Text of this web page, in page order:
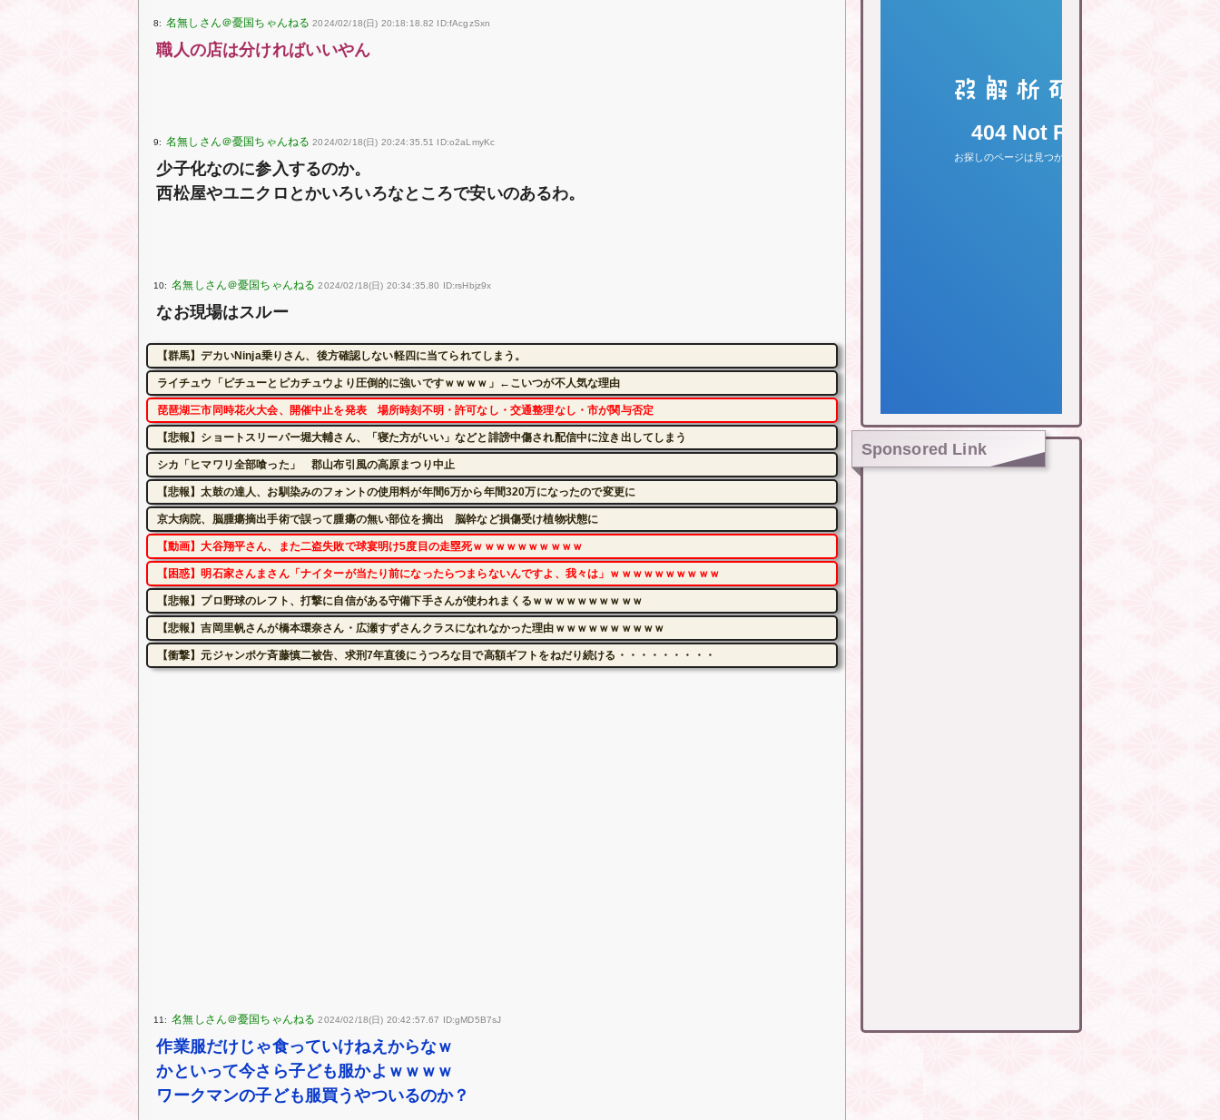
8: 2024/02/18(日) 20:18:18.82 ID:fAcgzSxn
職人の店は分ければいいやん
9: 2024/02/18(日) 20:24:35.51 ID:o2aLmyKc
少子化なのに参入するのか。
西松屋やユニクロとかいろいろなところで安いのあるわ。
10: 2024/02/18(日) 20:34:35.80 ID:rsHbjz9x
なお現場はスルー
【群馬】デカいNinja乗りさん、後方確認しない軽四に当てられてしまう。
ライチュウ「ピチューとピカチュウより圧倒的に強いですｗｗｗｗ」←こいつが不人気な理由
琵琶湖三市同時花火大会、開催中止を発表 場所時刻不明・許可なし・交通整理なし・市が関与否定
【悲報】ショートスリーパー堀大輔さん、「寝た方がいい」などと誹謗中傷され配信中に泣き出してしまう
シカ「ヒマワリ全部喰った」 郡山布引風の高原まつり中止
【悲報】太鼓の達人、お馴染みのフォントの使用料が年間6万から年間320万になったので変更に
京大病院、脳腫瘍摘出手術で誤って腫瘍の無い部位を摘出 脳幹など損傷受け植物状態に
【動画】大谷翔平さん、また二盗失敗で球宴明け5度目の走塁死ｗｗｗｗｗｗｗｗｗｗ
【困惑】明石家さんまさん「ナイターが当たり前になったらつまらないんですよ、我々は」ｗｗｗｗｗｗｗｗｗｗ
【悲報】プロ野球のレフト、打撃に自信がある守備下手さんが使われまくるｗｗｗｗｗｗｗｗｗｗ
【悲報】吉岡里帆さんが橋本環奈さん・広瀬すずさんクラスになれなかった理由ｗｗｗｗｗｗｗｗｗｗ
【衝撃】元ジャンポケ斉藤慎二被告、求刑7年直後にうつろな目で高額ギフトをねだり続ける・・・・・・・・・
11: 2024/02/18(日) 20:42:57.67 ID:gMD5B7sJ
作業服だけじゃ食っていけねえからなｗ
かといって今さら子ども服かよｗｗｗｗ
ワークマンの子ども服買うやついるのか？
Sponsored Link